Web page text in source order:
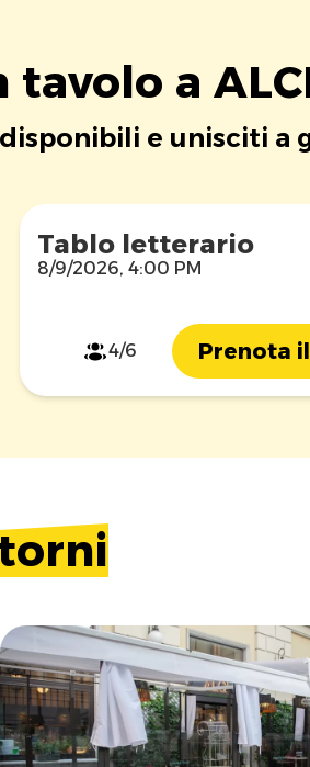
tavolo a
e unisciti a
Tablo letterario
8/9/2026, 4:00 PM
4/6 Prenota